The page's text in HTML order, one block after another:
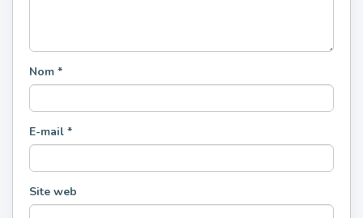
Nom *
E-mail *
Site web